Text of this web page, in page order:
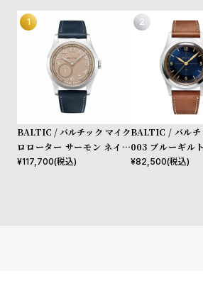
BALTIC / バルチック マイク
ロローター サーモン ネイビ
ーブルー レザー
¥117,700(税込)
BALTIC / バル
003 ブルーギル
ンバック ライオ
¥82,500(税込)